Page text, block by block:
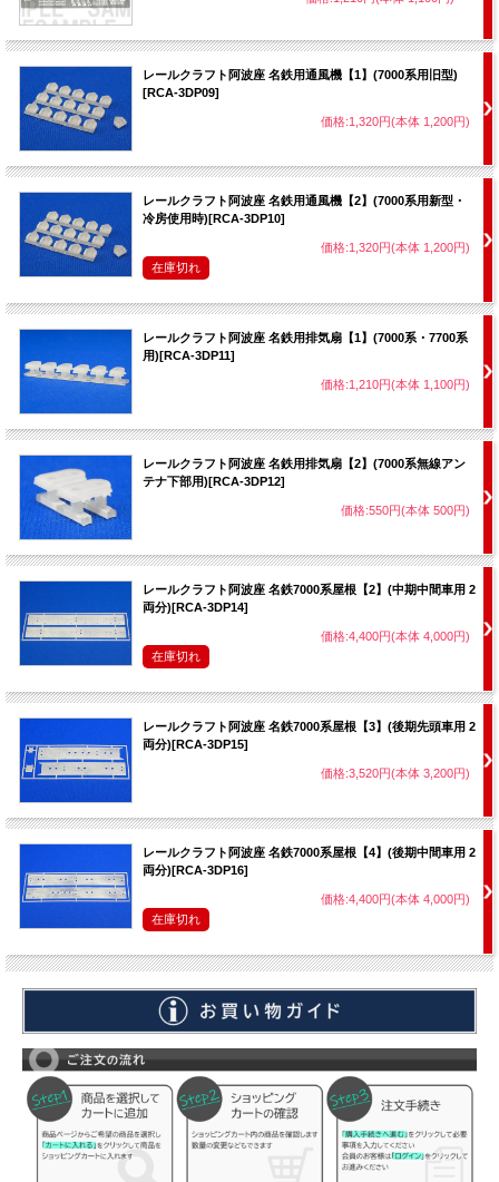
レールクラフト阿波座 名鉄用通風機【1】(7000系用旧型)
[RCA-3DP09]
価格:1,320円(本体 1,200円)
レールクラフト阿波座 名鉄用通風機【2】(7000系用新型・
冷房使用時)[RCA-3DP10]
価格:1,320円(本体 1,200円)
在庫切れ
レールクラフト阿波座 名鉄用排気扇【1】(7000系・7700系
用)[RCA-3DP11]
価格:1,210円(本体 1,100円)
レールクラフト阿波座 名鉄用排気扇【2】(7000系無線アン
テナ下部用)[RCA-3DP12]
価格:550円(本体 500円)
レールクラフト阿波座 名鉄7000系屋根【2】(中期中間車用 2
両分)[RCA-3DP14]
価格:4,400円(本体 4,000円)
在庫切れ
レールクラフト阿波座 名鉄7000系屋根【3】(後期先頭車用 2
両分)[RCA-3DP15]
価格:3,520円(本体 3,200円)
レールクラフト阿波座 名鉄7000系屋根【4】(後期中間車用 2
両分)[RCA-3DP16]
価格:4,400円(本体 4,000円)
在庫切れ